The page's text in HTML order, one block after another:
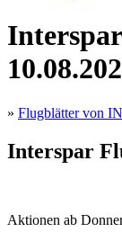
» Flugblätter von
Interspar
Aktionen ab